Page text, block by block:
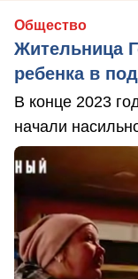
Общество
Жительница
ребенка в
В конце 2023
начали